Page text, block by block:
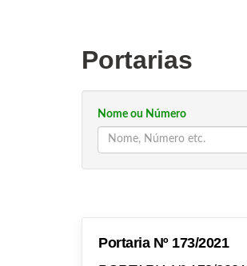
Portarias
Nome ou Número
Portaria Nº 173/2021